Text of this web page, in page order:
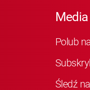
Polub
Śledź